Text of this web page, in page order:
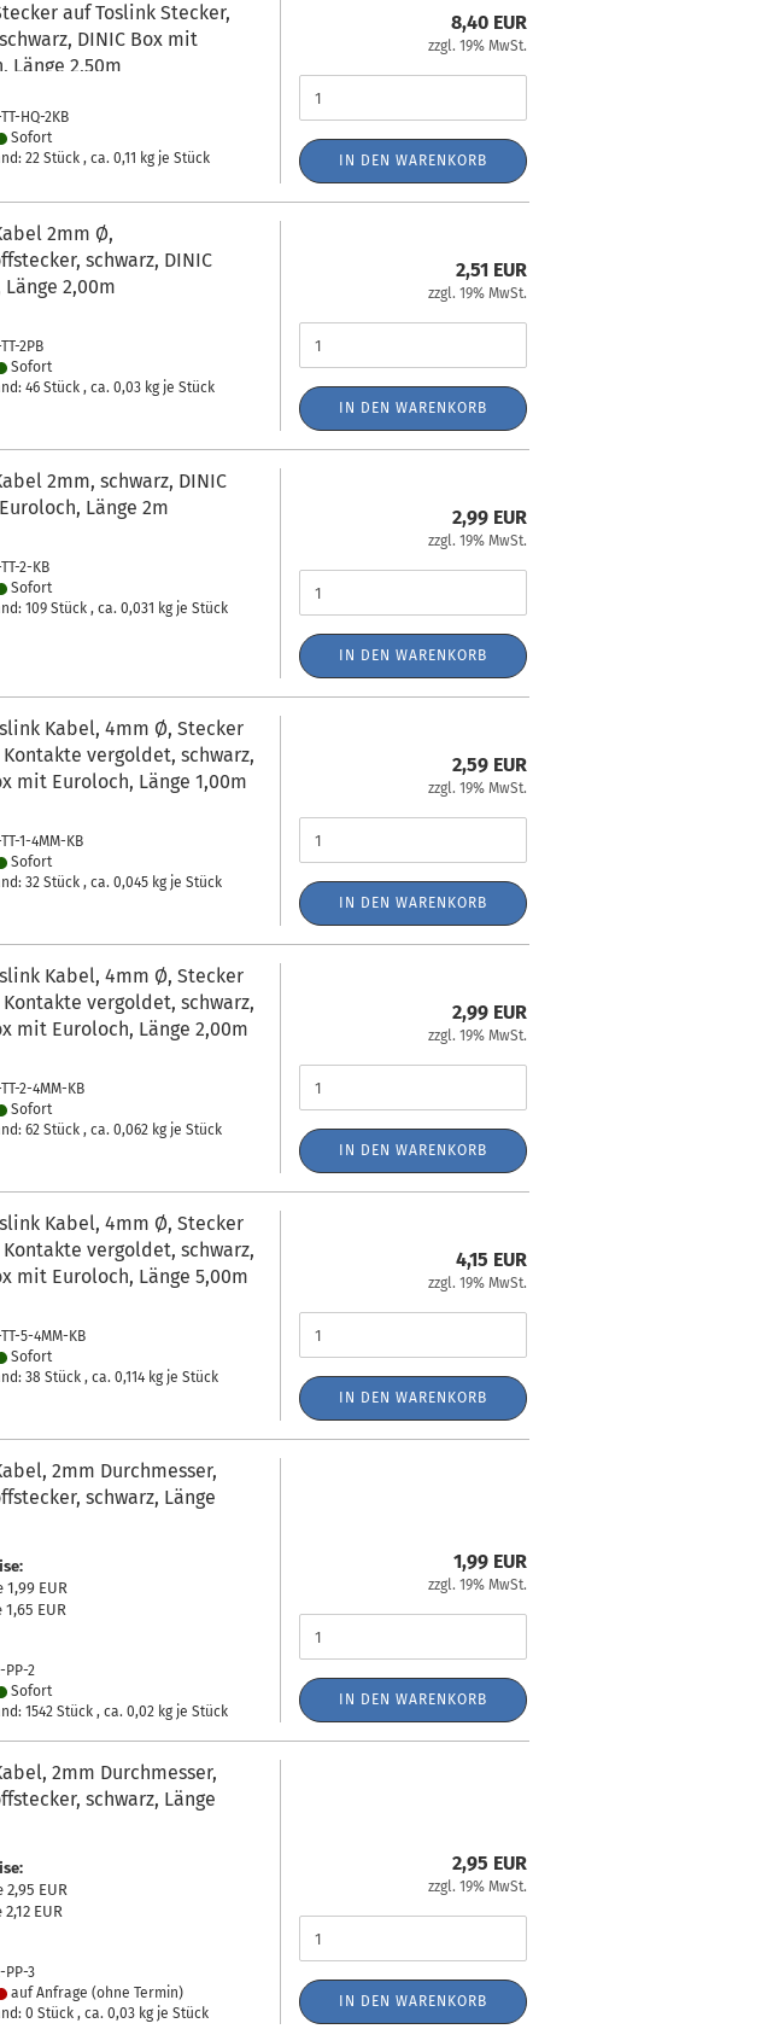
auf Toslink Stecker,
DINIC Box mit
Länge 2,50m
HQ-2KB
Sofort
22 Stück , ca.0,11 kg je Stück
8,40 EUR
zzgl. 19% MwSt.
IN DEN WARENKORB
2mm Ø,
schwarz, DINIC
Länge 2,00m
2PB
Sofort
46 Stück , ca.0,03 kg je Stück
2,51 EUR
zzgl. 19% MwSt.
IN DEN WARENKORB
2mm, schwarz, DINIC
Länge 2m
2-KB
Sofort
109 Stück , ca.0,031 kg je Stück
2,99 EUR
zzgl. 19% MwSt.
IN DEN WARENKORB
Kabel, 4mm Ø, Stecker
Kontakte vergoldet, schwarz,
mit Euroloch, Länge 1,00m
1-4MM-KB
Sofort
32 Stück , ca.0,045 kg je Stück
2,59 EUR
zzgl. 19% MwSt.
IN DEN WARENKORB
Kabel, 4mm Ø, Stecker
Kontakte vergoldet, schwarz,
mit Euroloch, Länge 2,00m
2-4MM-KB
Sofort
62 Stück , ca.0,062 kg je Stück
2,99 EUR
zzgl. 19% MwSt.
IN DEN WARENKORB
Kabel, 4mm Ø, Stecker
Kontakte vergoldet, schwarz,
mit Euroloch, Länge 5,00m
5-4MM-KB
Sofort
38 Stück , ca.0,114 kg je Stück
4,15 EUR
zzgl. 19% MwSt.
IN DEN WARENKORB
2mm Durchmesser,
schwarz, Länge
1,99 EUR
EUR
PP-2
Sofort
1542 Stück , ca.0,02 kg je Stück
1,99 EUR
zzgl. 19% MwSt.
IN DEN WARENKORB
2mm Durchmesser,
schwarz, Länge
2,95 EUR
EUR
PP-3
auf Anfrage (ohne Termin)
0 Stück , ca.0,03 kg je Stück
2,95 EUR
zzgl. 19% MwSt.
IN DEN WARENKORB